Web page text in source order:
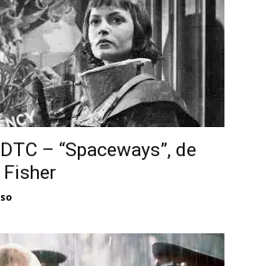
– “Spaceways”, de
Fisher